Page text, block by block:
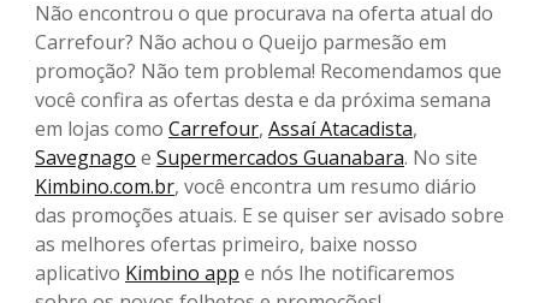
Não encontrou o que procurava na oferta atual do
Carrefour? Não achou o Queijo parmesão em
promoção? Não tem problema! Recomendamos que
você confira as ofertas desta e da próxima semana
em lojas como Carrefour, Assaí Atacadista,
Savegnago e Supermercados Guanabara. No site
Kimbino.com.br, você encontra um resumo diário
das promoções atuais. E se quiser ser avisado sobre
as melhores ofertas primeiro, baixe nosso
aplicativo Kimbino app e nós lhe notificaremos